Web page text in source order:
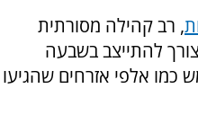
, רב קהילה מסורתית
להתייצב בשבעה
אלפי אזרחים שהגיעו